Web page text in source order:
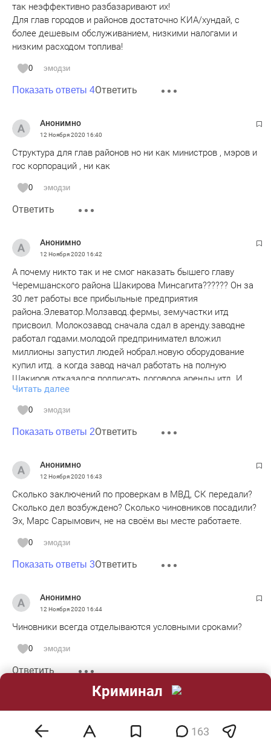
так неэффективно разбазаривают их!
Для глав городов и районов достаточно КИА/хундай, с
более дешевым обслуживанием, низкими налогами и
низким расходом топлива!
0 эмодзи
Показать ответы 4Ответить
Анонимно
12 Ноября 2020 16:40
Структура для глав районов но ни как министров , мэров и
гос корпораций , ни как
0 эмодзи
Ответить
Анонимно
12 Ноября 2020 16:42
А почему никто так и не смог наказать бышего главу
Черемшанского района Шакирова Минсагита?????? Он за
30 лет работы все прибыльные предприятия
района.Элеватор.Молзавод.фермы, земучастки итд
присвоил. Молокозавод сначала сдал в аренду.заводне
работал годами.молодой предпринимател вложил
миллионы запустил людей нобрал.новую оборудование
купил итд. а когда завод начал работать на полную
Шакиров отказался подписать договора аренды итд. И
предпринимател все оставил как есть.через суд ничего ре
добилися.т.к у Шакирова сын прокурором рработает в
прокуратуре РТ..как так можно????Айрат.
Читать далее
0 эмодзи
Показать ответы 2Ответить
Анонимно
12 Ноября 2020 16:43
Сколько заключений по проверкам в МВД, СК передали?
Сколько дел возбуждено? Сколько чиновников посадили?
Эх, Марс Сарымович, не на своём вы месте работаете.
0 эмодзи
Показать ответы 3Ответить
Анонимно
12 Ноября 2020 16:44
Чиновники всегда отделываются условными сроками?
0 эмодзи
Ответить
А руководителям регионов( республик, краёв, областей...)
163
Криминал